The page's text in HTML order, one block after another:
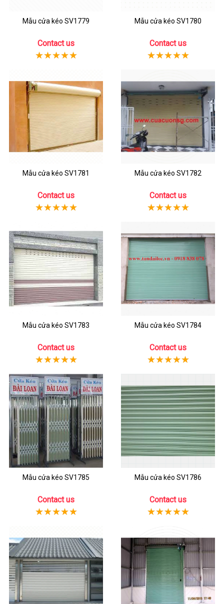
Mẫu cửa kéo SV1779
Contact us
Mẫu cửa kéo SV1780
Contact us
Mẫu cửa kéo SV1781
Contact us
Mẫu cửa kéo SV1782
Contact us
Mẫu cửa kéo SV1783
Contact us
Mẫu cửa kéo SV1784
Contact us
Mẫu cửa kéo SV1785
Contact us
Mẫu cửa kéo SV1786
Contact us